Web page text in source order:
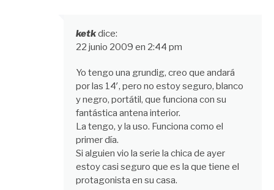
ketkdice:
22 junio 2009 en 2:44 pm
Yo tengo una grundig, creo que andará
por las 14′, pero no estoy seguro, blanco
y negro, portátil, que funciona con su
fantástica antena interior.
La tengo, y la uso. Funciona como el
primer día.
Si alguien vio la serie la chica de ayer
estoy casi seguro que es la que tiene el
protagonista en su casa.